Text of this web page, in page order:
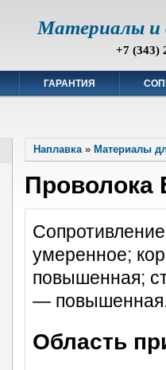
Материалы и
+7 (343)
ГАРАНТИЯ
Наплавка» Материалы
Проволока
умеренное;
повышенная;
—
Область